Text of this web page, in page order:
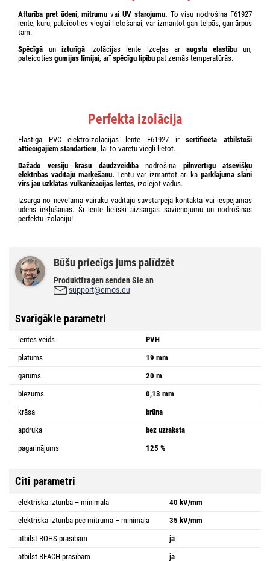
Atturība pret ūdeni, mitrumu vaiUV starojumu. To visu nodrošina F61927
lente, kuru, pateicoties vieglai lietošanai, var izmantot gan telpās, gan ārpus
tām.
Spēcīgā unizturīgā izolācijas lente izceļas ar augstu elastību un,
pateicoties gumijas līmijai, arīspēcīgu lipību pat zemās temperatūrās.
Perfekta izolācija
Elastīgā PVC elektroizolācijas lente F61927 irsertificēta atbilstoši
attiecīgajiem standartiem, lai to varētu viegli lietot.
Dažādo versiju krāsu daudzveidībanodrošina pilnvērtīgu atsevišķu
elektrības vadītāju marķēšanu. Lentu var izmantot arī kāpārklājuma slāni
virs jau uzklātas vulkanizācijas lentes, izolējot vadus.
Izsargā no nevēlama vairāku vadītāju savstarpēja kontakta vai iespējamas
ūdens iekļūšanas. Šī lente lieliski aizsargās savienojumu un nodrošinās
perfektu izolāciju!
Būšu priecīgs jums palīdzēt
Produktfragen senden Sie an
support@emos.eu
Svarīgākie parametri
lentes veids
PVH
platums
19 mm
garums
20 m
biezums
0,13 mm
krāsa
brūna
apdruka
bez uzraksta
pagarinājums
125 %
Citi parametri
elektriskā izturība – minimāla
40 kV/mm
elektriskā izturība pēc mitruma – minimāla
35 kV/mm
atbilst ROHS prasībām
jā
atbilst REACH prasībām
jā